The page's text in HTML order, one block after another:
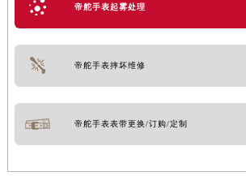
帝舵手表起雾处理
帝舵手表摔坏维修
帝舵手表表带更换/订购/定制